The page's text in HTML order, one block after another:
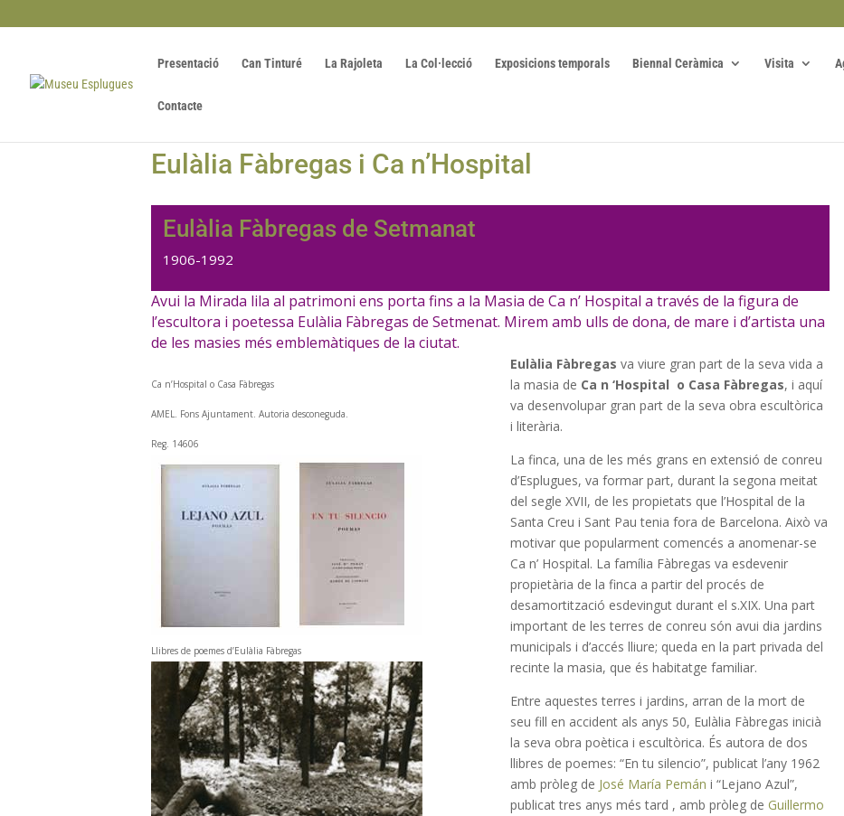
Presentació Can Tinturé La Rajoleta La Col·lecció Exposicions temporals Biennal Ceràmica Visita
Contacte
Eulàlia Fàbregas i Ca n’Hospital
Eulàlia Fàbregas de Setmanat
1906-1992
Avui la Mirada lila al patrimoni ens porta fins a la Masia de Ca n’ Hospital a través de la figura de
l’escultora i poetessa Eulàlia Fàbregas de Setmenat. Mirem amb ulls de dona, de mare i d’artista una
de les masies més emblemàtiques de la ciutat.
Ca n’Hospital o Casa Fàbregas
AMEL. Fons Ajuntament. Autoria desconeguda.
Reg. 14606
Llibres de poemes d’Eulàlia Fàbregas
Eulàlia Fàbregas va viure gran part de la seva vida a
la masia de Ca n ‘Hospital o Casa Fàbregas, i aquí
va desenvolupar gran part de la seva obra escultòrica
i literària.
La finca, una de les més grans en extensió de conreu
d’Esplugues, va formar part, durant la segona meitat
del segle XVII, de les propietats que l’Hospital de la
Santa Creu i Sant Pau tenia fora de Barcelona. Això va
motivar que popularment comencés a anomenar-se
Ca n’ Hospital. La família Fàbregas va esdevenir
propietària de la finca a partir del procés de
desamortització esdevingut durant el s.XIX. Una part
important de les terres de conreu són avui dia jardins
municipals i d’accés lliure; queda en la part privada del
recinte la masia, que és habitatge familiar.
Entre aquestes terres i jardins, arran de la mort de
seu fill en accident als anys 50, Eulàlia Fàbregas inicià
la seva obra poètica i escultòrica. És autora de dos
llibres de poemes: “En tu silencio”, publicat l’any 1962
amb pròleg de José María Pemán i “Lejano Azul”,
publicat tres anys més tard , amb pròleg de Guillermo